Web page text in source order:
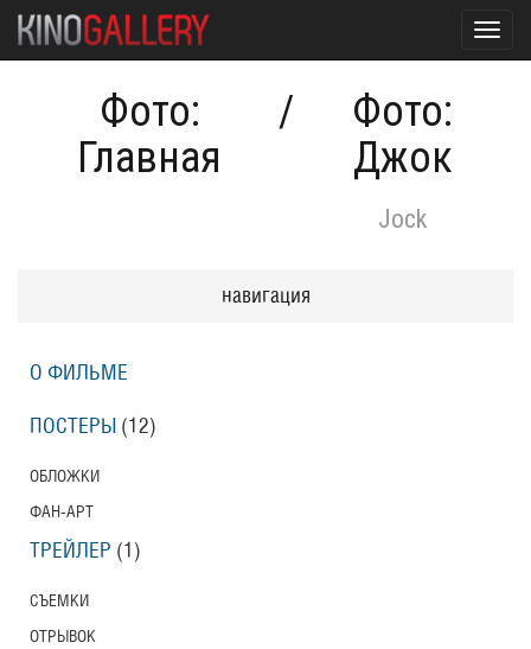
Фото:
Главная
/
Фото:
Джок
Jock
навигация
О ФИЛЬМЕ
ПОСТЕРЫ (12)
ОБЛОЖКИ
ФАН-АРТ
ТРЕЙЛЕР (1)
СЪЕМКИ
ОТРЫВОК